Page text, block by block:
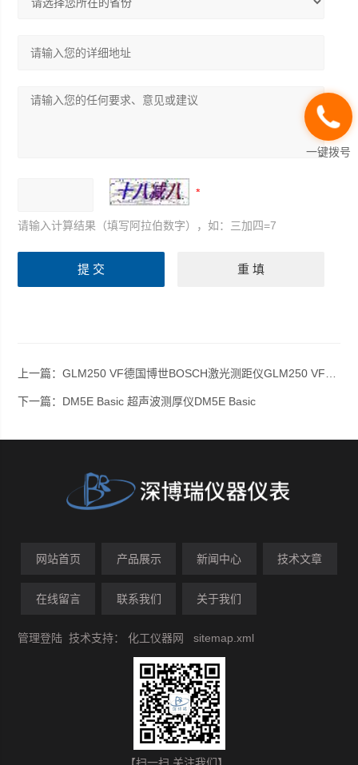
请输入计算结果（填写阿拉伯数字），如：三加四=7
上一篇：GLM250 VF德国博世BOSCH激光测距仪GLM250 VF测距仪
下一篇： DM5E Basic 超声波测厚仪DM5E Basic
网站首页 产品展示 新闻中心 技术文章
在线留言 联系我们 关于我们
管理登陆 技术支持：化工仪器网 sitemap.xml
一键拨号